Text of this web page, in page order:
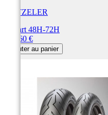
METZELER
Départ 48H-72H
261,60 €
Ajouter au panier